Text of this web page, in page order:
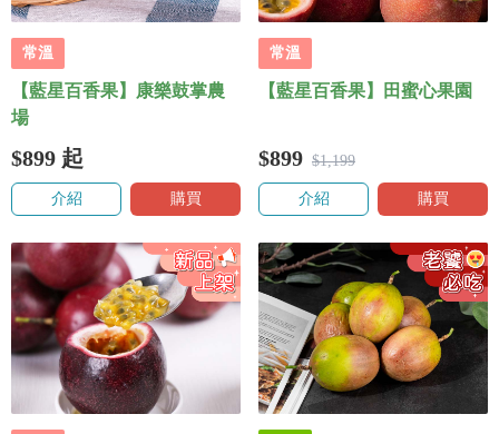
常溫
【藍星百香果】康樂鼓掌農
場
$899 起
介紹 購買
常溫
【藍星百香果】田蜜心果園
$899 $1,199
介紹 購買